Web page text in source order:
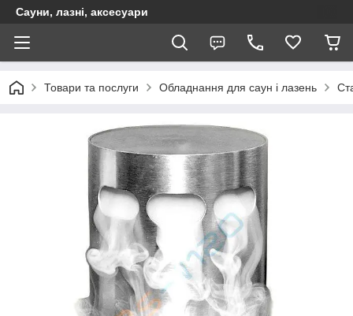
Сауни, лазні, аксесуари
Товари та послуги Обладнання для саун і лазень